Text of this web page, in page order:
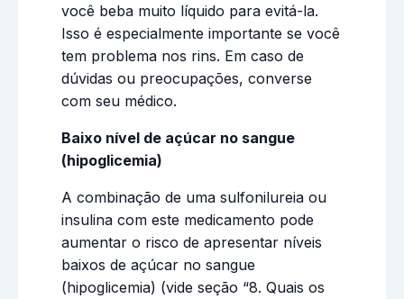
você beba muito líquido para evitá-la.
Isso é especialmente importante se você
tem problema nos rins. Em caso de
dúvidas ou preocupações, converse
com seu médico.
Baixo nível de açúcar no sangue
(hipoglicemia)
A combinação de uma sulfonilureia ou
insulina com este medicamento pode
aumentar o risco de apresentar níveis
baixos de açúcar no sangue
(hipoglicemia) (vide seção “8. Quais os